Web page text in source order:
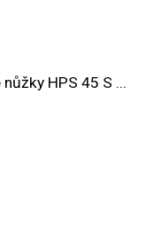
HPS 45 S ...